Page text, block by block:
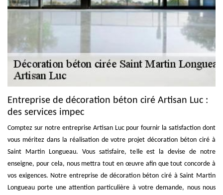
Entreprise de décoration béton ciré Artisan Luc :
des services impec
Comptez sur notre entreprise Artisan Luc pour fournir la satisfaction dont
vous méritez dans la réalisation de votre projet décoration béton ciré à
Saint Martin Longueau. Vous satisfaire, telle est la devise de notre
enseigne, pour cela, nous mettra tout en œuvre afin que tout concorde à
vos exigences. Notre entreprise de décoration béton ciré à Saint Martin
Longueau porte une attention particulière à votre demande, nous nous